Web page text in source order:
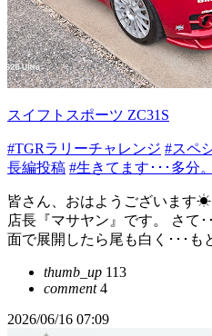
スイフトスポーツ ZC31S
#TGRラリーチャレンジ #スペ
長編投稿 #生きてます･･･多分。
皆さん、おはようございます
店長『マサヤン』です。 さて
面で展開したら尾も白く･･･も
thumb_up 113
comment4
2026/06/16 07:09